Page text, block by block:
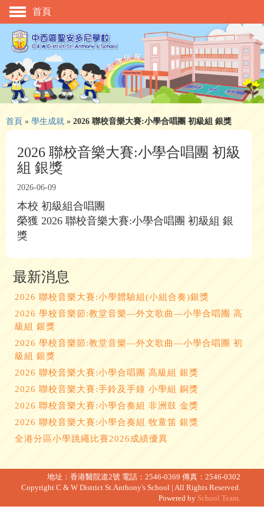
主頁
校慶活動
管理與組織
學與教
校風及學生支援
學生表現
相片及影片
升中資訊
入學申請
家長教師會
首頁
首頁 » 學生成就 » 2026 聯校音樂大賽:小學合唱團 初級組 銀獎
2026 聯校音樂大賽:小學合唱團 初級
組 銀獎
2026-06-09
本校 初級組合唱團
榮獲 2026 聯校音樂大賽:小學合唱團 初級組 銀
獎
最新消息
2026 聯校音樂大賽:小學體驗組(小組合奏)銀獎
2026 學校音樂節:教堂音樂—外文歌曲—小學合唱團 高
級組 銀獎
2026 學校音樂節:教堂音樂—外文歌曲—小學合唱團 初
級組 銀獎
2026 聯校音樂大賽:小學合唱團 高級組 銀獎
2026 聯校音樂大賽:手鈴及手鐘 小學組 銅獎
2026 聯校音樂大賽:小學合奏組 非洲鼓 金獎
2026 聯校音樂大賽:小學合奏組 牧童笛 銀獎
全港分區小學跳繩比賽2026成績優異
地址：香港醫院道2號 電話：2546-0369 傳真：2546-0302
Copyright C & W District St.Anthony's School | All Rights Reserved.
Powered by School Team.